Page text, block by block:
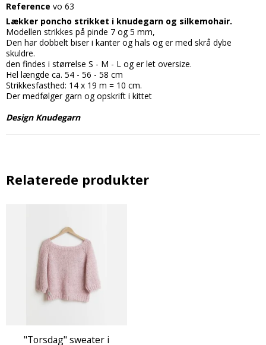
Reference vo 63
Lækker poncho strikket i knudegarn og silkemohair.
Modellen strikkes på pinde 7 og 5 mm,
Den har dobbelt biser i kanter og hals og er med skrå dybe
skuldre.
den findes i størrelse S - M - L og er let oversize.
Hel længde ca. 54 - 56 - 58 cm
Strikkesfasthed: 14 x 19 m = 10 cm.
Der medfølger garn og opskrift i kittet
Design Knudegarn
Relaterede produkter
"Torsdag" sweater i